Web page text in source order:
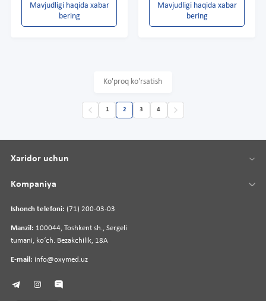
Mavjudligi haqida xabar
bering
Mavjudligi haqida xabar
bering
Ko'proq ko'rsatish
1 2 3 4
Ishonch telefoni: (71) 200-03-03
Manzil: 100044, Toshkent sh., Sergeli
tumani, koʻch. Bezakchilik, 18A
E-mail: info@oxymed.uz
Xaridor uchun
Kompaniya